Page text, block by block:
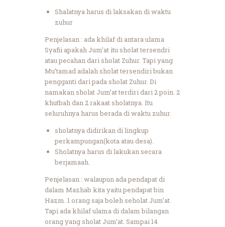
Shalatnya harus di laksakan di waktu
zuhur
Penjelasan : ada khilaf di antara ulama
Syafii apakah Jum’at itu sholat tersendri
atau pecahan dari sholat Zuhur. Tapi yang
Mu’tamad adalah sholat tersendiri bukan
pengganti dari pada sholat Zuhur. Di
namakan sholat Jum’at terdiri dari 2 poin. 2
khutbah dan 2 rakaat sholatnya. Itu
seluruhnya harus berada di waktu zuhur.
sholatnya didirikan di lingkup
perkampungan(kota atau desa).
Sholatnya harus di lakukan secara
berjamaah.
Penjelasan : walaupun ada pendapat di
dalam Mazhab kita yaitu pendapat bin
Hazm. 1 orang saja boleh seholat Jum’at.
Tapi ada khilaf ulama di dalam bilangan
orang yang sholat Jum’at. Sampai 14